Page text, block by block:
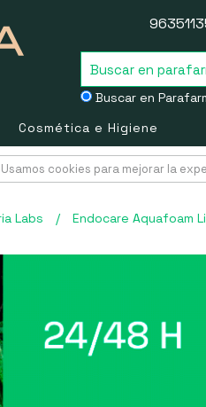
Buscar en
Cosmética e Higiene
Usamos cookies para mejorar la
Labs / Endocare Aquafoam